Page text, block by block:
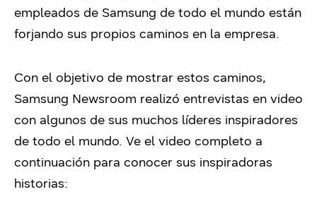
empleados de Samsung de todo el mundo están
forjando sus propios caminos en la empresa.
Con el objetivo de mostrar estos caminos,
Samsung Newsroom realizó entrevistas en video
con algunos de sus muchos líderes inspiradores
de todo el mundo. Ve el video completo a
continuación para conocer sus inspiradoras
historias: